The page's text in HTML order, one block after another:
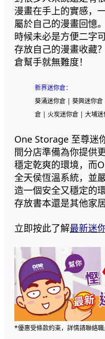
漫畫在手上的實感，
屬於自己的漫畫回憶
時候未必是方便二字
存放自己的漫畫收藏
倉幫手就無難度！
新界迷你倉：
葵涌迷你倉 | 葵興迷你
倉 | 火炭迷你倉 | 大埔
One Storage 至尊迷
間分店準備為你提供
穩定乾爽的環境，而
全天侯恆溫系統，並
造一個安全又穩定的
存放書本還是其他家
立即按此了解最新迷
*優惠受條款約束，詳情請聯絡職